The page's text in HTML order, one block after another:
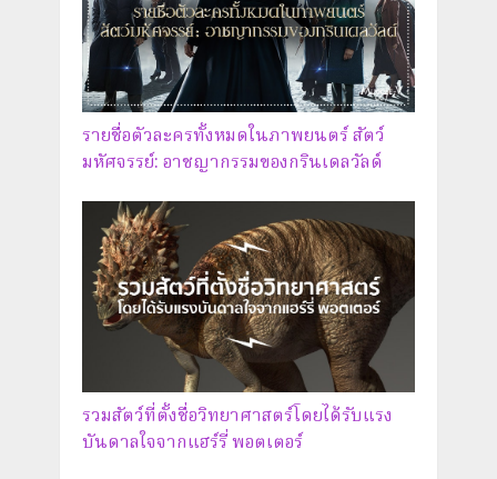
รายชื่อตัวละครทั้งหมดในภาพยนตร์ สัตว์
มหัศจรรย์: อาชญากรรมของกรินเดลวัลด์
รวมสัตว์ที่ตั้งชื่อวิทยาศาสตร์โดยได้รับแรง
บันดาลใจจากแฮร์รี่ พอตเตอร์